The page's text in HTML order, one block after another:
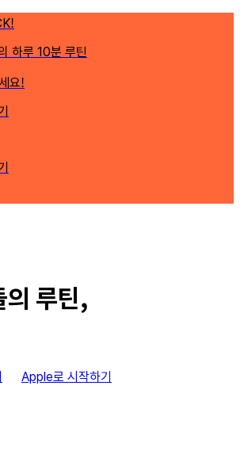
하루 10분 루틴
요!
의 루틴,
Apple로 시작하기